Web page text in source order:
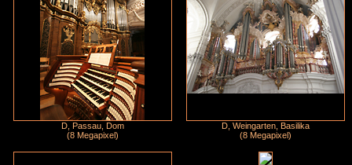
D, Passau, Dom
(8 Megapixel)
D, Weingarten, Basilika
(8 Megapixel)